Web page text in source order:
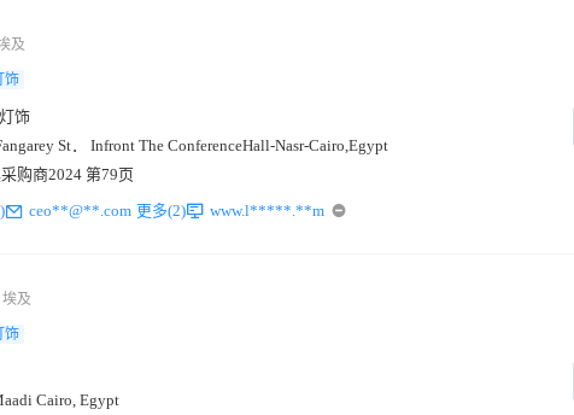
及
饰
饰
St． Infront The ConferenceHall-Nasr-Cairo,Egypt
购商2024 第79页
ceo**@**.com 更多(2) www.l*****.**m
埃及
饰
Cairo, Egypt